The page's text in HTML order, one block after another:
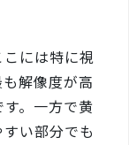
には特に視
解像度が高
。一方で黄
い部分でも